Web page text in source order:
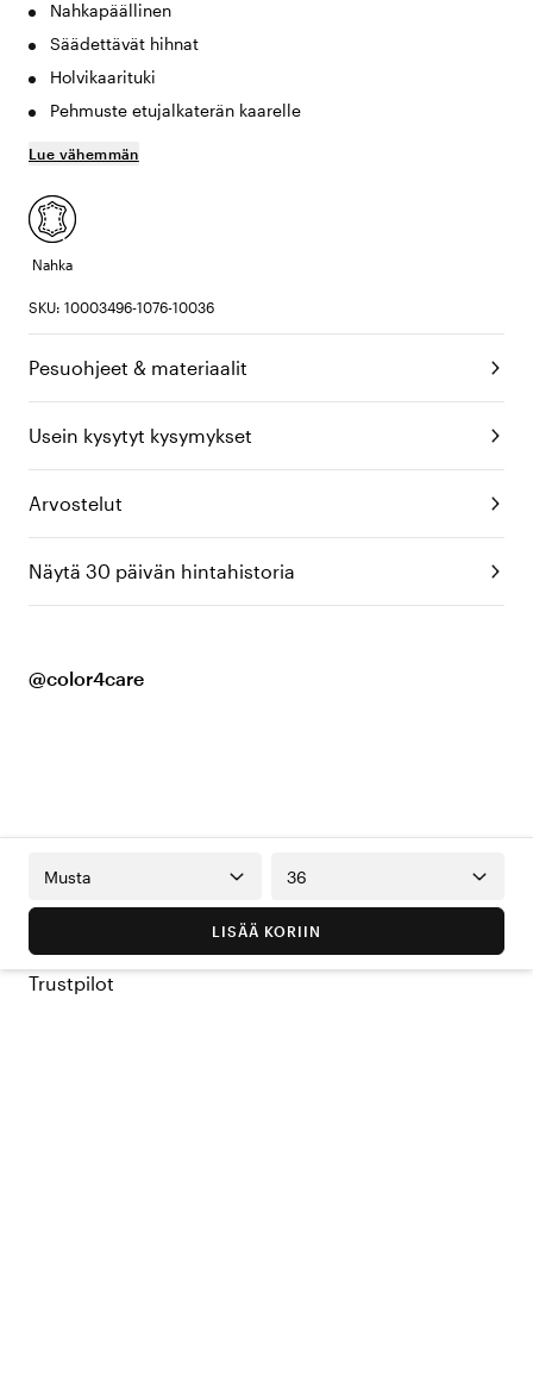
Nahkapäällinen
Säädettävät hihnat
Holvikaarituki
Pehmuste etujalkaterän kaarelle
Lue vähemmän
Nahka
SKU: 10003496-1076-10036
Pesuohjeet & materiaalit
Usein kysytyt kysymykset
Arvostelut
Näytä 30 päivän hintahistoria
@color4care
Musta 36
LISÄÄ KORIIN
Trustpilot